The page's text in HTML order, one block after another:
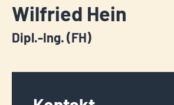
Wilfried Hein
Dipl.-Ing. (FH)